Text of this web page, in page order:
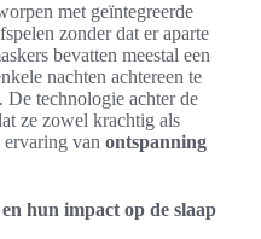
met geïntegreerde
zonder dat er aparte
bevatten meestal een
nachten achtereen te
technologie achter de
ze zowel krachtig als
van ontspanning
hun impact op de slaap